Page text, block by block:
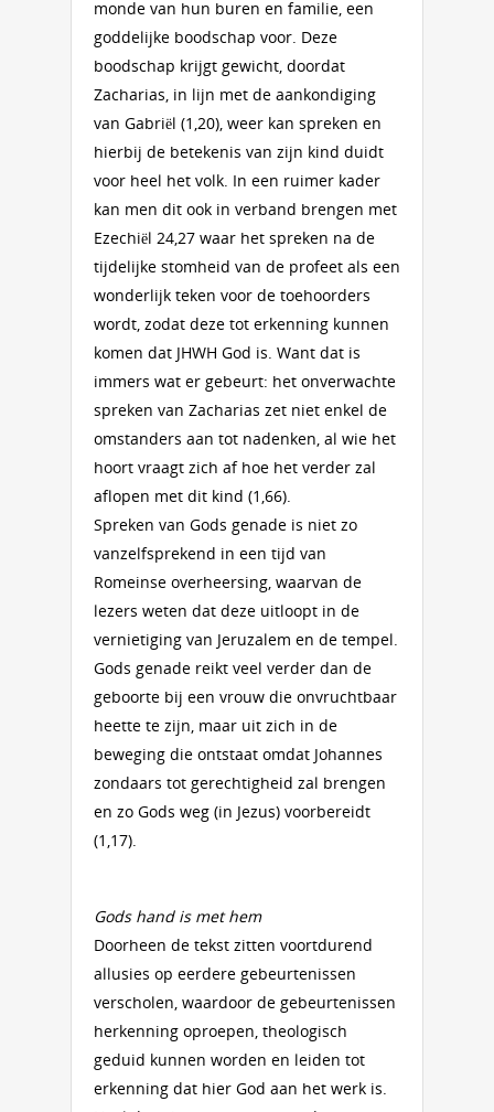
monde van hun buren en familie, een
goddelijke boodschap voor. Deze
boodschap krijgt gewicht, doordat
Zacharias, in lijn met de aankondiging
van Gabriël (1,20), weer kan spreken en
hierbij de betekenis van zijn kind duidt
voor heel het volk. In een ruimer kader
kan men dit ook in verband brengen met
Ezechiël 24,27 waar het spreken na de
tijdelijke stomheid van de profeet als een
wonderlijk teken voor de toehoorders
wordt, zodat deze tot erkenning kunnen
komen dat JHWH God is. Want dat is
immers wat er gebeurt: het onverwachte
spreken van Zacharias zet niet enkel de
omstanders aan tot nadenken, al wie het
hoort vraagt zich af hoe het verder zal
aflopen met dit kind (1,66).
Spreken van Gods genade is niet zo
vanzelfsprekend in een tijd van
Romeinse overheersing, waarvan de
lezers weten dat deze uitloopt in de
vernietiging van Jeruzalem en de tempel.
Gods genade reikt veel verder dan de
geboorte bij een vrouw die onvruchtbaar
heette te zijn, maar uit zich in de
beweging die ontstaat omdat Johannes
zondaars tot gerechtigheid zal brengen
en zo Gods weg (in Jezus) voorbereidt
(1,17).
Gods hand is met hem
Doorheen de tekst zitten voortdurend
allusies op eerdere gebeurtenissen
verscholen, waardoor de gebeurtenissen
herkenning oproepen, theologisch
geduid kunnen worden en leiden tot
erkenning dat hier God aan het werk is.